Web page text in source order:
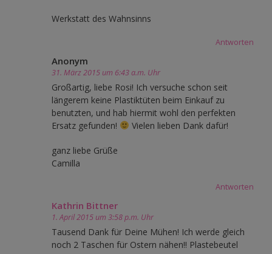
Werkstatt des Wahnsinns
Antworten
Anonym
31. März 2015 um 6:43 a.m. Uhr
Großartig, liebe Rosi! Ich versuche schon seit
längerem keine Plastiktüten beim Einkauf zu
benutzten, und hab hiermit wohl den perfekten
Ersatz gefunden!
Vielen lieben Dank dafür!
ganz liebe Grüße
Camilla
Antworten
Kathrin Bittner
1. April 2015 um 3:58 p.m. Uhr
Tausend Dank für Deine Mühen! Ich werde gleich
noch 2 Taschen für Ostern nähen!! Plastebeutel